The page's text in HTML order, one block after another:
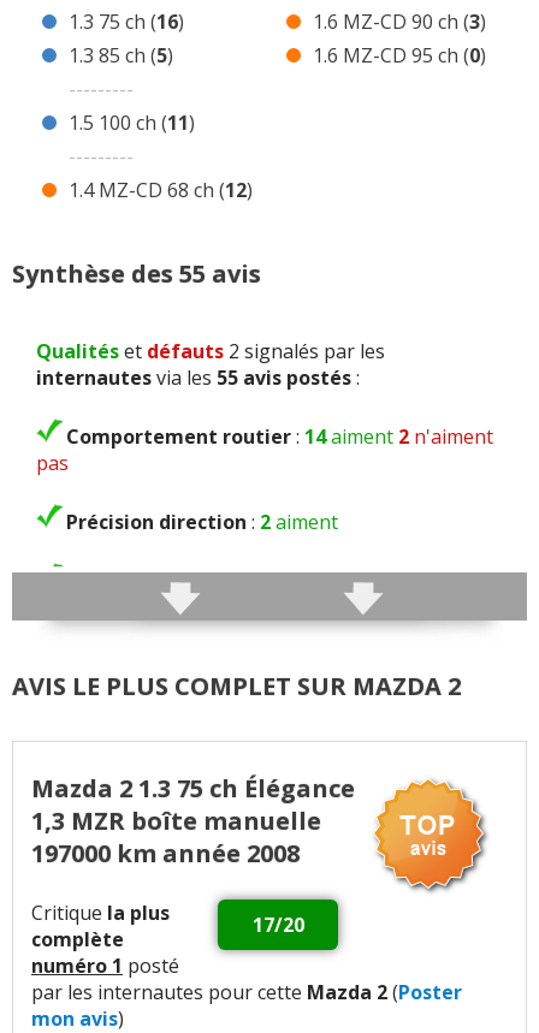
12 avis 2 1.4 MZ-CD 68 ch Diesel
3 avis 2 1.6 MZ-CD 90 ch Diesel
0 avis 2 1.6 MZ-CD 95 ch Diesel
1.3 75 ch (16)
1.3 85 ch (5)
---------
1.5 100 ch (11)
---------
1.4 MZ-CD 68 ch (12)
1.6 MZ-CD 90 ch (3)
1.6 MZ-CD 95 ch (0)
Synthèse des 55 avis
Qualitéset défauts 2 signalés par les
internautesvia les 55 avis postés:
Comportement routier: 14aiment 2 n'aiment
pas
Précision direction : 2aiment
Consistance direction:1aime
Agrément:7aiment 4n'aiment pas
Confort global:11aiment6
n'aiment pas
Confort des sièges:1 n'aime pas
Insonorisation et bruit perçu
n'aiment pas
Bruit roulement/pneu :1n'aime pas
AVIS LE PLUS COMPLET SUR MAZDA 2
Mazda 2 1.3 75 ch Élégance
1,3 MZR boîte manuelle
197000 km année 2008
17/20
Critique la plus
complète
numéro 1 posté
par les internautes pour cette Mazda 2(Poster
mon avis)